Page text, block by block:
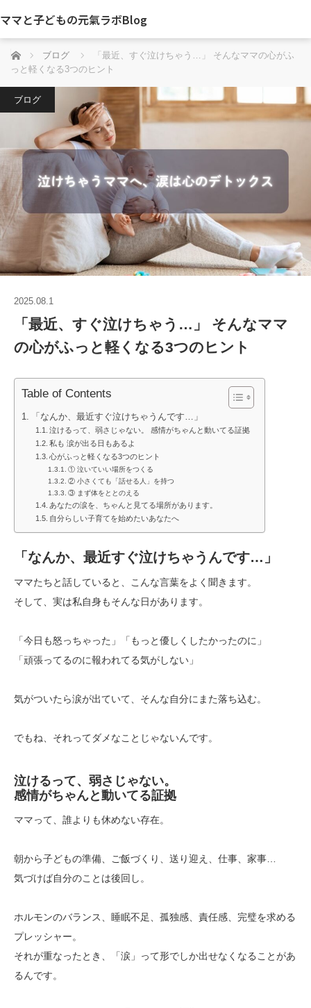
ママと子どもの元氣ラボBlog
ホーム ブログ
「最近、すぐ泣けちゃう…」 そんなママの心がふ
っと軽くなる3つのヒント
ブログ
2025.08.1
「最近、すぐ泣けちゃう…」 そんなママ
の心がふっと軽くなる3つのヒント
Table of Contents
「なんか、最近すぐ泣けちゃうんです…」
泣けるって、弱さじゃない。 感情がちゃんと動いてる証拠
私も 涙が出る日もあるよ
心がふっと軽くなる3つのヒント
① 泣いていい場所をつくる
② 小さくても「話せる人」を持つ
③ まず体をととのえる
あなたの涙を、ちゃんと見てる場所があります。
自分らしい子育てを始めたいあなたへ
「なんか、最近すぐ泣けちゃうんです…」
ママたちと話していると、こんな言葉をよく聞きます。
そして、実は私自身もそんな日があります。
「今日も怒っちゃった」「もっと優しくしたかったのに」
「頑張ってるのに報われてる気がしない」
気がついたら涙が出ていて、そんな自分にまた落ち込む。
でもね、それってダメなことじゃないんです。
泣けるって、弱さじゃない。
感情がちゃんと動いてる証拠
ママって、誰よりも休めない存在。
朝から子どもの準備、ご飯づくり、送り迎え、仕事、家事…
気づけば自分のことは後回し。
ホルモンのバランス、睡眠不足、孤独感、責任感、完璧を求める
プレッシャー。
それが重なったとき、「涙」って形でしか出せなくなることがあ
るんです。